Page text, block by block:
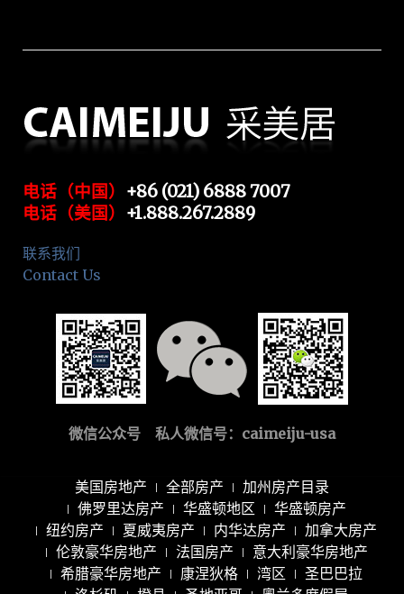
电话（中国） +86 (021) 6888 7007
电话（美国） +1.888.267.2889
联系我们
Contact Us
微信公众号 私人微信号： caimeiju-usa
美国房地产 全部房产
加州房产目录
佛罗里达房产
华盛顿地区
华盛顿房产
纽约房产
夏威夷房产 内华达房产
加拿大房产
伦敦豪华房地产
法国房产
意大利豪华房地产
希腊豪华房地产
康涅狄格 湾区
圣巴巴拉